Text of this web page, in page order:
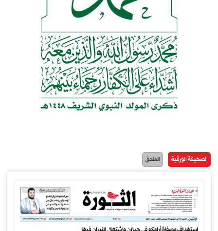
الصحيفة الورقية الملحق